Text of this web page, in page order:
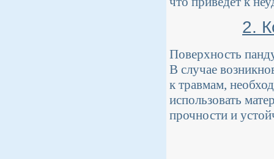
2.
Поверхность
В случае
к травмам,
использовать
прочности и